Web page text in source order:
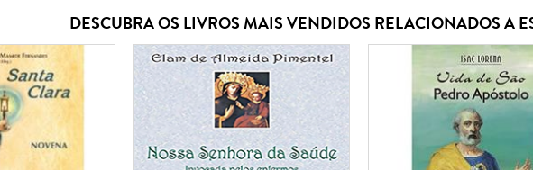
DESCUBRA OS LIVROS MAIS VENDIDOS RELACIONADOS A